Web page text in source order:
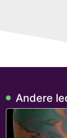
Andere